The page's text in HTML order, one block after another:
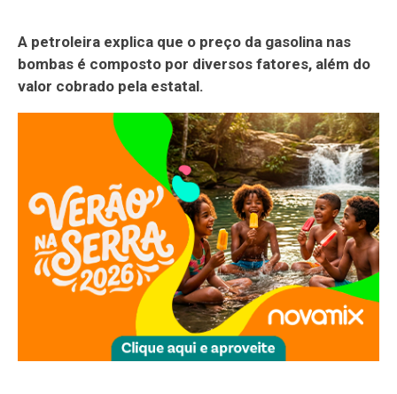
A petroleira explica que o preço da gasolina nas
bombas é composto por diversos fatores, além do
valor cobrado pela estatal.